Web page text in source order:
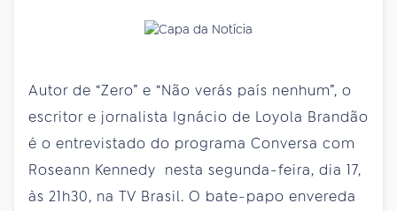
Autor de “Zero” e “Não verás país nenhum”, o
escritor e jornalista Ignácio de Loyola Brandão
é o entrevistado do programa Conversa com
Roseann Kennedy nesta segunda-feira, dia 17,
às 21h30, na TV Brasil. O bate-papo envereda